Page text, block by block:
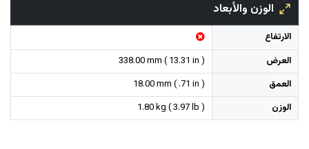
الوزن والأبعاد
الارتفاع
العرض
338.00 mm ( 13.31 in )
العمق
18.00 mm ( .71 in )
الوزن
1.80 kg ( 3.97 lb )